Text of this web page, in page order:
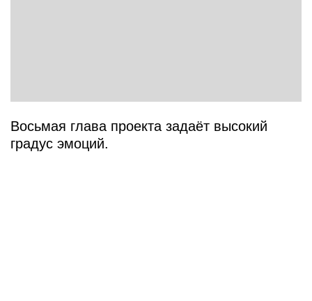
Восьмая глава проекта задаёт высокий
градус эмоций.